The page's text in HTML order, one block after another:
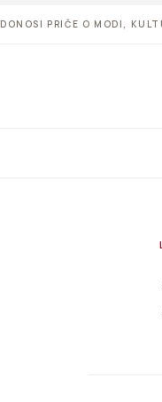
DONOSI PRIČE O MODI,